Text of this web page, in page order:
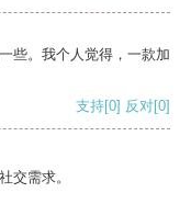
些。我个人觉得，一款加
支持[0] 反对[0]
交需求。